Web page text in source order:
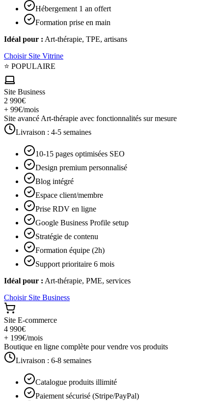
Hébergement 1 an offert
Formation prise en main
Idéal pour : Art-thérapie, TPE, artisans
Choisir Site Vitrine
⭐ POPULAIRE
Site Business
2 990€
+ 99€/mois
Site avancé Art-thérapie avec fonctionnalités sur mesure
Livraison : 4-5 semaines
10-15 pages optimisées SEO
Design premium personnalisé
Blog intégré
Espace client/membre
Prise RDV en ligne
Google Business Profile setup
Stratégie de contenu
Formation équipe (2h)
Support prioritaire 6 mois
Idéal pour : Art-thérapie, PME, services
Choisir Site Business
Site E-commerce
4 990€
+ 199€/mois
Boutique en ligne complète pour vendre vos produits
Livraison : 6-8 semaines
Catalogue produits illimité
Paiement sécurisé (Stripe/PayPal)